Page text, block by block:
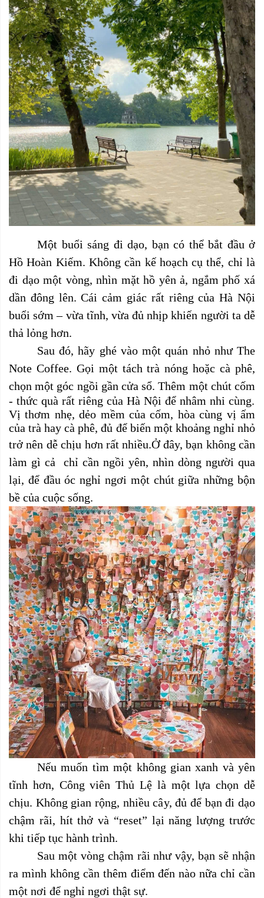
Một buổi sáng đi dạo, bạn có thể bắt đầu ở
Hồ Hoàn Kiếm. Không cần kế hoạch cụ thể, chỉ là
đi dạo một vòng, nhìn mặt hồ yên ả, ngắm phố xá
dần đông lên. Cái cảm giác rất riêng của Hà Nội
buổi sớm – vừa tĩnh, vừa đủ nhịp khiến người ta dễ
thả lỏng hơn.
Sau đó, hãy ghé vào một quán nhỏ như The
Note Coffee. Gọi một tách trà nóng hoặc cà phê,
chọn một góc ngồi gần cửa sổ.Thêm một chútcốm
- thức quà rất riêng của Hà Nội để nhâm nhi cùng.
Vị thơm nhẹ, dẻo mềm của cốm, hòa cùng vị ấm
của trà hay cà phê, đủ để biến một khoảng nghỉ nhỏ
trở nên dễ chịu hơn rất nhiều.Ở đây, bạn không cần
làm gì cả
chỉ cần ngồi yên, nhìn dòng người qua
lại, để đầu óc nghỉ ngơi một chút giữa những bộn
bề của cuộc sống.
Nếu muốn tìm một không gian xanh và yên
tĩnh hơn, Công viên Thủ Lệ là một lựa chọn dễ
chịu. Không gian rộng, nhiều cây, đủ để bạn đi dạo
chậm rãi, hít thở và “reset” lại năng lượng trước
khi tiếp tục hành trình.
Sau một vòng chậm rãi như vậy, bạn sẽ nhận
ra mình không cần thêm điểm đến nào nữa chỉ cần
một nơi để nghỉ ngơi thật sự.